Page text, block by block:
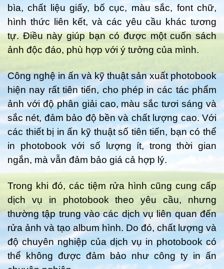
bìa, chất liệu giấy, bố cục, màu sắc, font chữ,
hình thức liên kết, và các yêu cầu khác tương
tự. Điều này giúp bạn có được một cuốn sách
ảnh độc đáo, phù hợp với ý tưởng của mình.
Công nghệ in ấn và kỹ thuật sản xuất photobook
hiện nay rất tiên tiến, cho phép in các tác phẩm
ảnh với độ phân giải cao, màu sắc tươi sáng và
sắc nét, đảm bảo độ bền và chất lượng cao. Với
các thiết bị in ấn kỹ thuật số tiên tiến, bạn có thể
in photobook với số lượng ít, trong thời gian
ngắn, mà vẫn đảm bảo giá cả hợp lý.
Trong khi đó, các tiệm rửa hình cũng cung cấp
dịch vụ in photobook theo yêu cầu, nhưng
thường tập trung vào các dịch vụ liên quan đến
rửa ảnh và tạo album hình. Do đó, chất lượng và
độ chuyên nghiệp của dịch vụ in photobook có
thể không được đảm bảo như công ty in ấn